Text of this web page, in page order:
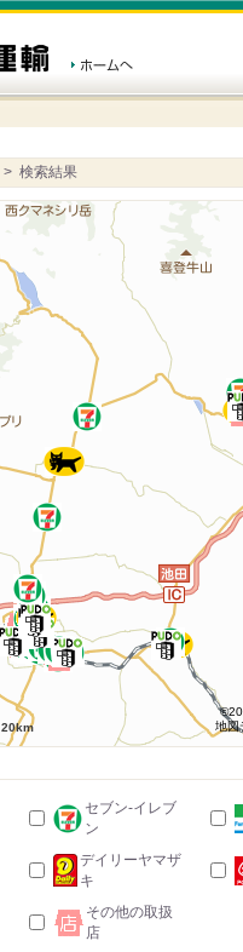
> 検索結果
20km
地図
セブン-イレブ
ン
デイリーヤマザ
キ
その他の取扱
店